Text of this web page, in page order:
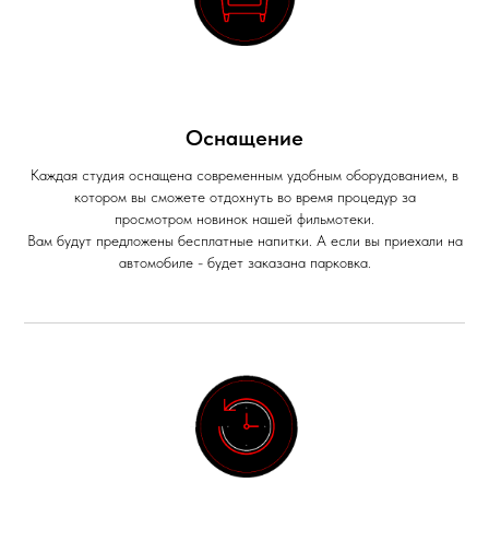
Оснащение
Каждая студия оснащена современным удобным оборудованием, в
котором вы сможете отдохнуть во время процедур за
просмотром новинок нашей фильмотеки.
Вам будут предложены бесплатные напитки. А если вы приехали на
автомобиле - будет заказана парковка.